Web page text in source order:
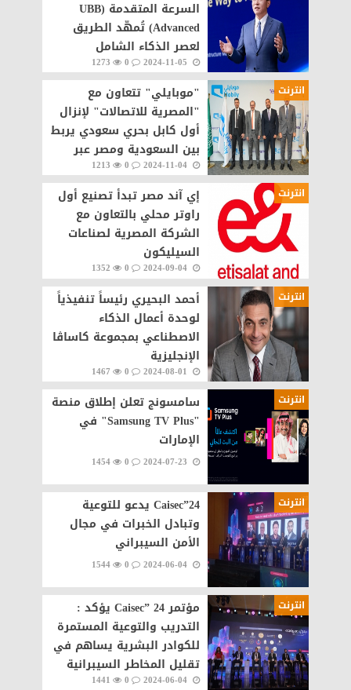
السرعة المتقدمة (UBB
Advanced) تُمهّد الطريق
لعصر الذكاء الشامل
0
1273
انترنت
"موبايلي" تتعاون مع
"المصرية للاتصالات" لإنزال
أول كابل بحري سعودي يربط
بين السعودية ومصر عبر
البحر الأحمر
2024-11-04
0
1213
انترنت
إي آند مصر تبدأ تصنيع أول
راوتر محلي بالتعاون مع
الشركة المصرية لصناعات
السيليكون
2024-09-04
0
1352
انترنت
أحمد البحيري رئيساً تنفيذياً
لوحدة أعمال الذكاء
الاصطناعي بمجموعة كاساڤا
الإنجليزية
0
1467
انترنت
سامسونج تعلن إطلاق منصة
"Samsung TV Plus" في
الإمارات
0
1454
انترنت
Caisec”24 يدعو للتوعية
وتبادل الخبرات في مجال
الأمن السيبراني
2024-06-04
0
1544
انترنت
مؤتمر Caisec” 24 يؤكد :
التدريب والتوعية المستمرة
للكوادر البشرية يساهم في
تقليل المخاطر السيبرانية
2024-06-04
0
1441